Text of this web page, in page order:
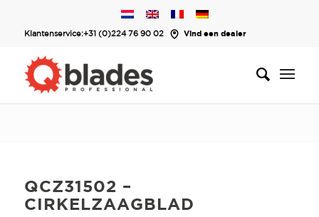
Klantenservice:+31 (0)224 76 90 02 Vind een dealer
QCZ31502 –
CIRKELZAAGBLAD